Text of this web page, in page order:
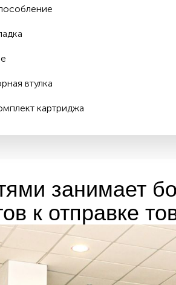
втулка
картриджа
занимает
к отправке